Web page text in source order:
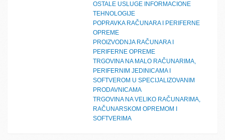
OSTALE USLUGE INFORMACIONE
TEHNOLOGIJE
POPRAVKA RAČUNARA I PERIFERNE
OPREME
PROIZVODNJA RAČUNARA I
PERIFERNE OPREME
TRGOVINA NA MALO RAČUNARIMA,
PERIFERNIM JEDINICAMA I
SOFTVEROM U SPECIJALIZOVANIM
PRODAVNICAMA
TRGOVINA NA VELIKO RAČUNARIMA,
RAČUNARSKOM OPREMOM I
SOFTVERIMA